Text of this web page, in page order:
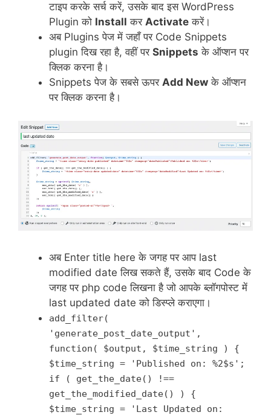
टाइप करके सर्च करें, उसके बाद इस WordPress
Plugin को Install कर Activate करें।
अब Plugins पेज में जहाँ पर Code Snippets
plugin दिख रहा है, वहीं पर Snippets के ऑप्शन पर
क्लिक करना है।
Snippets पेज के सबसे ऊपर Add New के ऑप्शन
पर क्लिक करना है।
अब Enter title here के जगह पर आप last
modified date लिख सकते हैं, उसके बाद Code के
जगह पर php code लिखना है जो आपके ब्लॉगपोस्ट में
last updated date को डिस्प्ले कराएगा।
add_filter(
'generate_post_date_output',
function( $output, $time_string ) {
$time_string = ' Published on: %2$s ';
if ( get_the_date() !==
get_the_modified_date() ) {
$time_string = ' Last Updated on: